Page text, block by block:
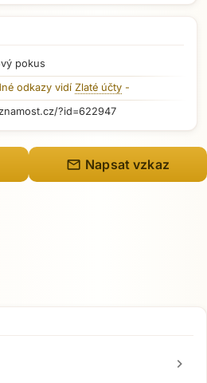
pokus
odkazy vidí Zlaté účty -
?id=622947
mail Napsat vzkaz
chevron_right